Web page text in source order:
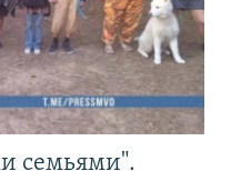
семьями".